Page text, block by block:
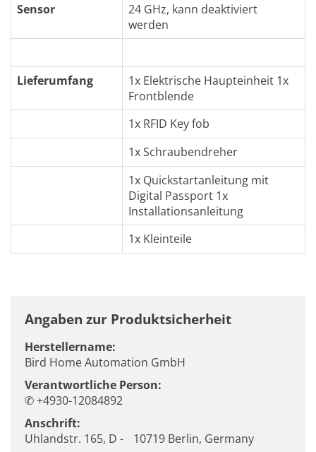
Sensor
24 GHz, kann deaktiviert
werden
Lieferumfang
1x Elektrische Haupteinheit 1x
Frontblende
1x RFID Key fob
1x Schraubendreher
1x Quickstartanleitung mit
Digital Passport 1x
Installationsanleitung
1x Kleinteile
Angaben zur Produktsicherheit
Herstellername:
Bird Home Automation GmbH
Verantwortliche Person:
✆ +4930-12084892
Anschrift:
Uhlandstr. 165, D - 10719 Berlin, Germany